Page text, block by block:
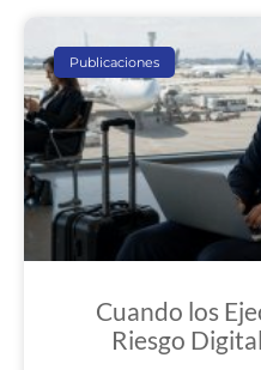
Publicaciones
Cuando los
Riesgo